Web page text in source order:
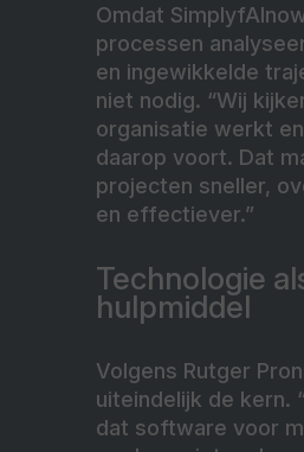
Omdat
processen
en ingewikkelde
niet nodig. “Wij
organisatie werkt
daarop voort. Dat
projecten sneller,
en effectiever.”
Technologie
hulpmiddel
Volgens Rutger
uiteindelijk de kern.
dat software voor